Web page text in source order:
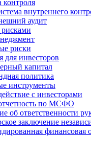
контроля
внутреннего
аудит
риски
инвесторов
капитал
политика
инструменты
с инвеcторами
по МСФО
об ответственности
заключение
финансовая